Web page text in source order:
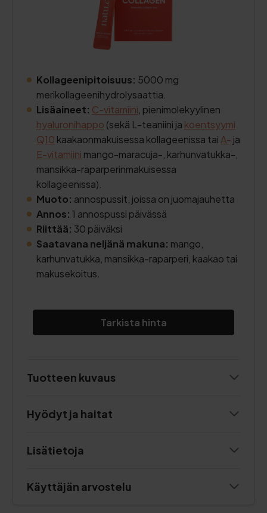
Kollageenipitoisuus: 5000 mg
merikollageenihydrolysaattia.
Lisäaineet: C-vitamiini , pienimolekyylinen
hyaluronihappo (sekä L-teaniini ja koentsyymi
Q10 kaakaonmakuisessa kollageenissa tai A- ja
E-vitamiini mango-maracuja-, karhunvatukka-,
mansikka-raparperinmakuisessa
kollageenissa).
Muoto: annospussit, joissa on juomajauhetta
Annos: 1 annospussi päivässä
Riittää: 30 päiväksi
Saatavana neljänä makuna: mango,
karhunvatukka, mansikka-raparperi, kaakao tai
makusekoitus.
Tarkista hinta
Tuotteen kuvaus
Hyödyt ja haitat
Lisätietoja
Käyttäjän arvostelu